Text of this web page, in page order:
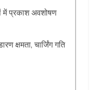
में प्रकाश अवशोषण
क्षमता, चार्जिंग गति